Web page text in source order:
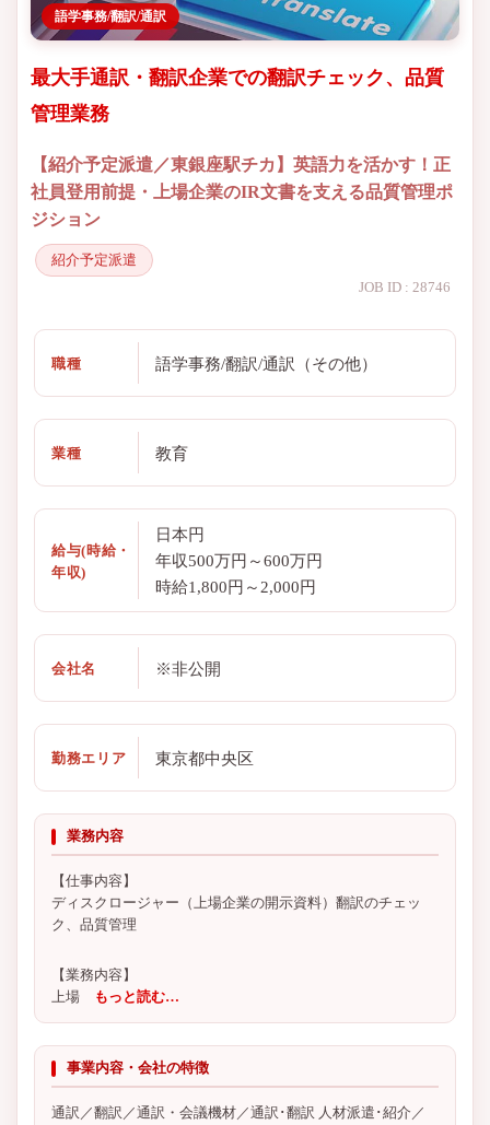
語学事務/翻訳/通訳
最大手通訳・翻訳企業での翻訳チェック、品質
管理業務
【紹介予定派遣／東銀座駅チカ】英語力を活かす！正
社員登用前提・上場企業のIR文書を支える品質管理ポ
ジション
紹介予定派遣
JOB ID : 28746
職種 語学事務/翻訳/通訳（その他）
業種 教育
給与(時給・
年収)
日本円
年収500万円～600万円
時給1,800円～2,000円
会社名 ※非公開
勤務エリア 東京都中央区
業務内容
【仕事内容】
ディスクロージャー（上場企業の開示資料）翻訳のチェッ
ク、品質管理
【業務内容】
上場 もっと読む…
事業内容・会社の特徴
通訳／翻訳／通訳・会議機材／通訳･翻訳 人材派遣･紹介／